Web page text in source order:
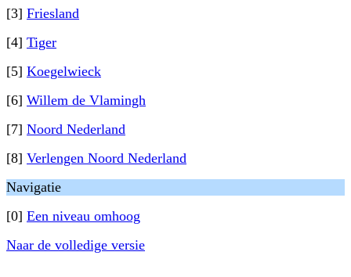
[3] Friesland
[4] Tiger
[5] Koegelwieck
[6] Willem de Vlamingh
[7] Noord Nederland
[8] Verlengen Noord Nederland
Navigatie
[0] Een niveau omhoog
Naar de volledige versie